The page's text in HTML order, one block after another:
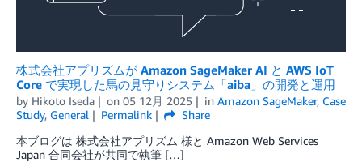
株式会社アプリズムが Amazon SageMaker AI と AWS IoT
Core で実現した馬の見守りシステム「aiba」の開発と運用
by Hikoto Iseda on 05 12月 2025 in Amazon SageMaker, Case
Study, General Permalink
Share
本ブログは 株式会社アプリズム 様と Amazon Web Services
Japan 合同会社が共同で執筆 […]